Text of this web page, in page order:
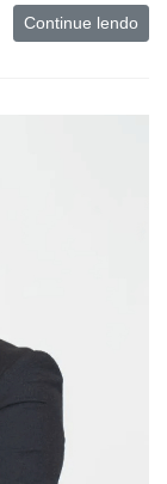
Continue lendo